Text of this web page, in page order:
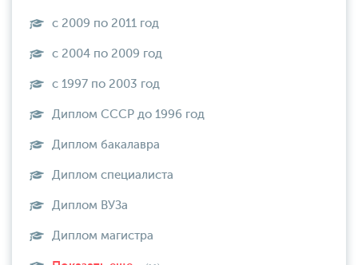
с 2009 по 2011 год
с 2004 по 2009 год
с 1997 по 2003 год
Диплом СССР до 1996 год
Диплом бакалавра
Диплом специалиста
Диплом ВУЗа
Диплом магистра